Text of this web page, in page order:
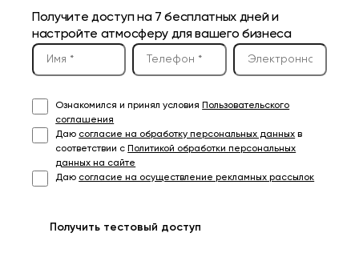
Получите доступ на 7 бесплатных дней и
настройте атмосферу для вашего бизнеса
Ознакомился и принял условия
Пользовательского
соглашения
Даю согласие на обработку персональных данных в
соответствии с
Политикой обработки персональных
данных на сайте
Даю согласие на осуществление рекламных рассылок
Получить тестовый доступ